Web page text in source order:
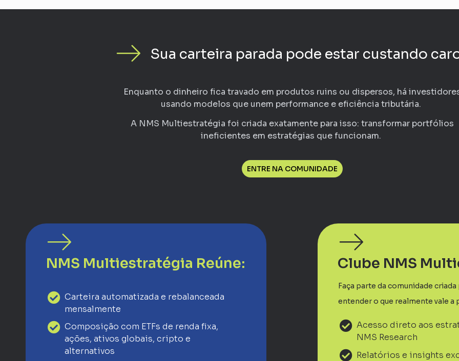
Sua carteira parada pode estar custando
Enquanto o dinheiro fica travado em produtos ruins ou dispersos, há
usando modelos que unem performance e eficiência tributária.
A NMS Multiestratégia foi criada exatamente para isso: transformar portfólios
ineficientes em estratégias que funcionam.
ENTRE NA COMUNIDADE
NMS Multiestratégia Reúne:
Carteira automatizada e rebalanceada
mensalmente
Composição com ETFs de renda fixa,
ações, ativos globais, cripto e
alternativos
Clube NMS
Faça parte da comunidade
entender o que realmente vale a
Acesso direto aos
NMS Research
Relatórios e insights